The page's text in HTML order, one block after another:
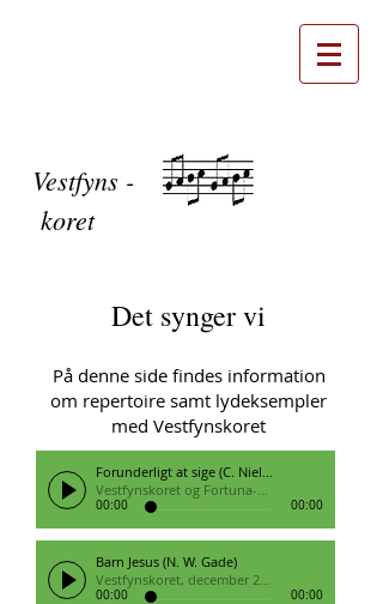
Vestfyns -
koret
Det synger vi
På denne side findes information
om repertoire samt lydeksempler
med Vestfynskoret
Forunderligt at sige (C. Nielsen)
Vestfynskoret og Fortuna-koret
00:00 00:00
Barn Jesus (N. W. Gade)
Vestfynskoret, december 2017
00:00 00:00